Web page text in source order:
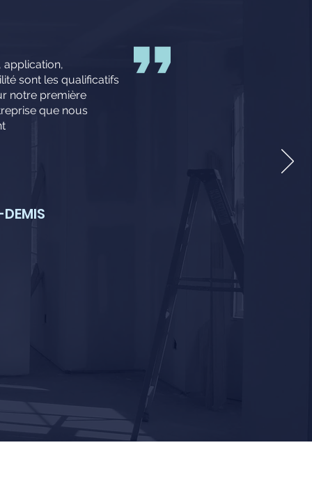
application,
sont les qualificatifs
notre première
que nous